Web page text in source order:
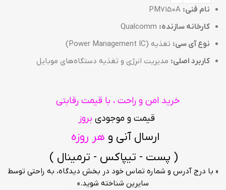
نام فنی:
کارخانه سازنده:
نوع آی سی: تغذیه (Power Management IC)
کاربرد اصلی: مدیریت انرژی و تغذیه دستگاه‌های موبایل
خرید امن و راحت ، با قیمت رقابتی
قیمت و موجودی بروز
ارسال آنی و هر روزه
( پست - تیپاکس - ترمینال )
« با درج آدرس و شماره تماس خود در بخش دیدگاه، به راحتی توسط
سایرین شناخته شوید.»